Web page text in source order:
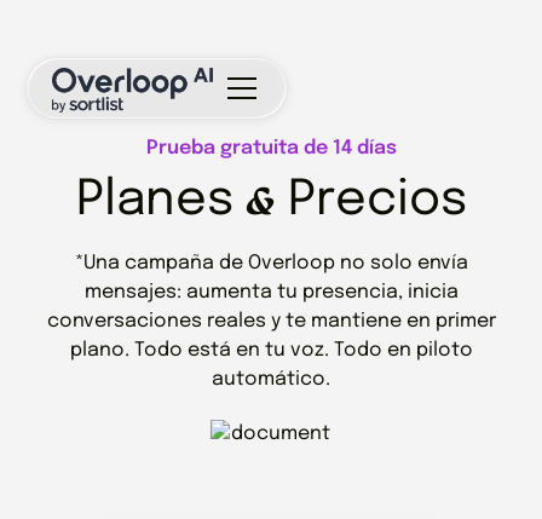
Prueba gratuita de 14 días
Planes & Precios
*Una campaña de Overloop no solo envía
mensajes: aumenta tu presencia, inicia
conversaciones reales y te mantiene en primer
plano. Todo está en tu voz. Todo en piloto
automático.